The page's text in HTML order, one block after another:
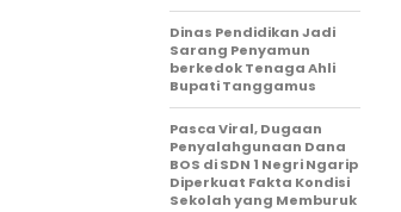
Dinas Pendidikan Jadi
Sarang Penyamun
berkedok Tenaga Ahli
Bupati Tanggamus
Pasca Viral, Dugaan
Penyalahgunaan Dana
BOS di SDN 1 Negri Ngarip
Diperkuat Fakta Kondisi
Sekolah yang Memburuk